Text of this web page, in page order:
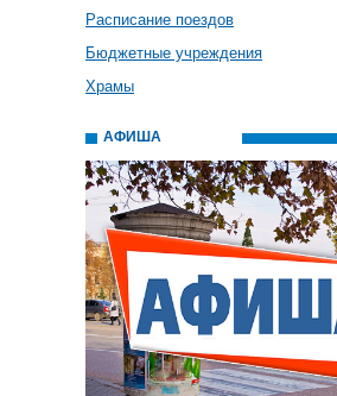
Расписание поездов
Бюджетные учреждения
Храмы
АФИША